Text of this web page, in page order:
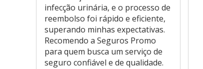
infecção urinária, e o processo de
reembolso foi rápido e eficiente,
superando minhas expectativas.
Recomendo a Seguros Promo
para quem busca um serviço de
seguro confiável e de qualidade.